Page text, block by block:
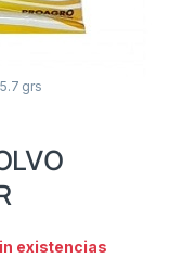
grs
existencias